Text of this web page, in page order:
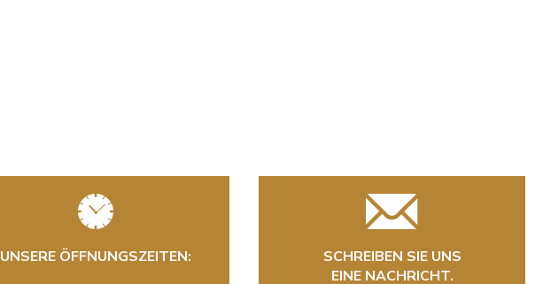
UNSERE ÖFFNUNGSZEITEN:
SCHREIBEN SIE UNS
EINE NACHRICHT.